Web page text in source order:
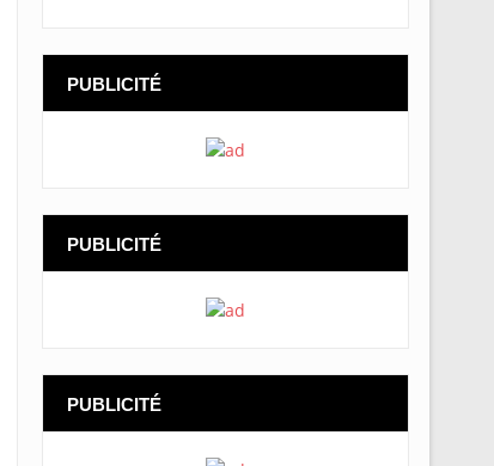
PUBLICITÉ
PUBLICITÉ
PUBLICITÉ